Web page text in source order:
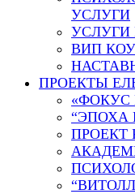
УСЛУГИ
УСЛУГИ
ВИП
ПРОЕКТЫ
«ФОКУС
“ЭПОХА
ПРОЕКТ